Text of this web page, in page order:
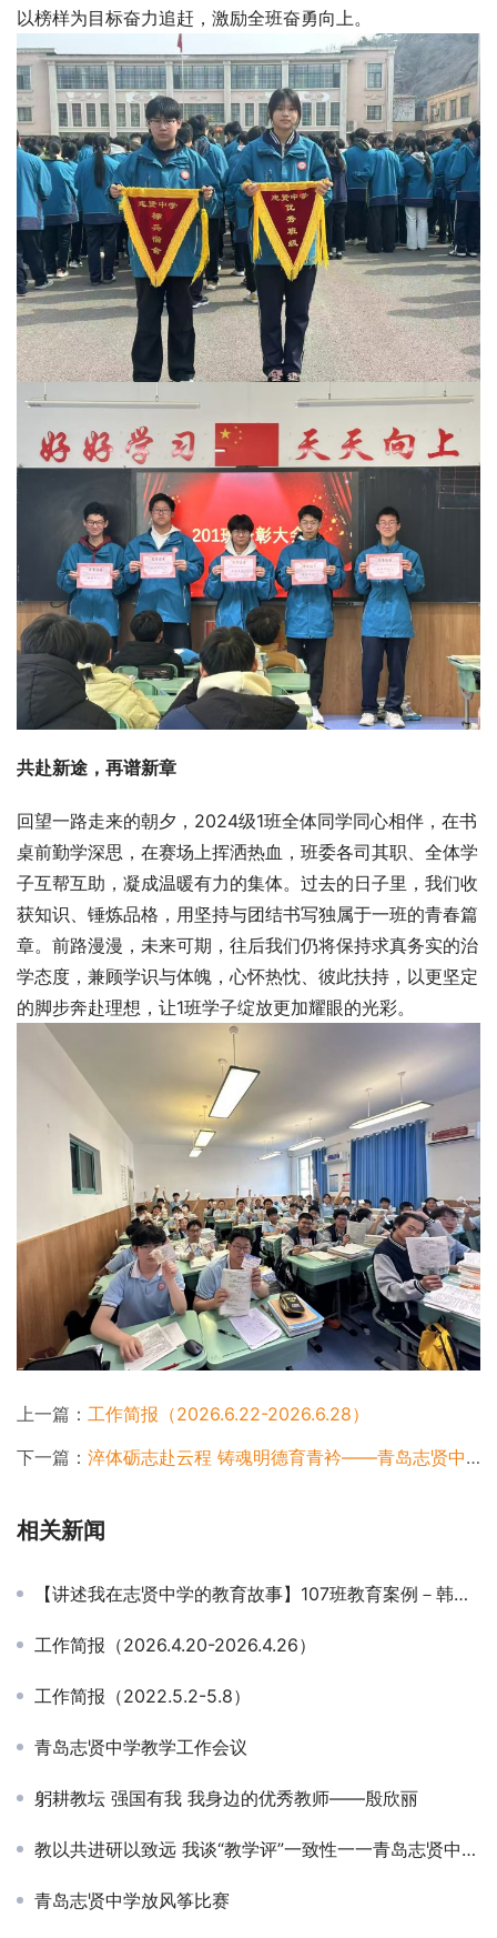
以榜样为目标奋力追赶，激励全班奋勇向上。
共赴新途，再谱新章
回望一路走来的朝夕，2024级1班全体同学同心相伴，在书
桌前勤学深思，在赛场上挥洒热血，班委各司其职、全体学
子互帮互助，凝成温暖有力的集体。过去的日子里，我们收
获知识、锤炼品格，用坚持与团结书写独属于一班的青春篇
章。前路漫漫，未来可期，往后我们仍将保持求真务实的治
学态度，兼顾学识与体魄，心怀热忱、彼此扶持，以更坚定
的脚步奔赴理想，让1班学子绽放更加耀眼的光彩。
上一篇： 工作简报（2026.6.22-2026.6.28）
下一篇： 淬体砺志赴云程 铸魂明德育青衿——青岛志贤中学体育组工作纪实
相关新闻
【讲述我在志贤中学的教育故事】107班教育案例－韩洪香
工作简报（2026.4.20-2026.4.26）
工作简报（2022.5.2-5.8）
青岛志贤中学教学工作会议
躬耕教坛 强国有我 我身边的优秀教师——殷欣丽
教以共进研以致远 我谈“教学评”一致性 一一青岛志贤中学第四届备课组长论坛
青岛志贤中学放风筝比赛